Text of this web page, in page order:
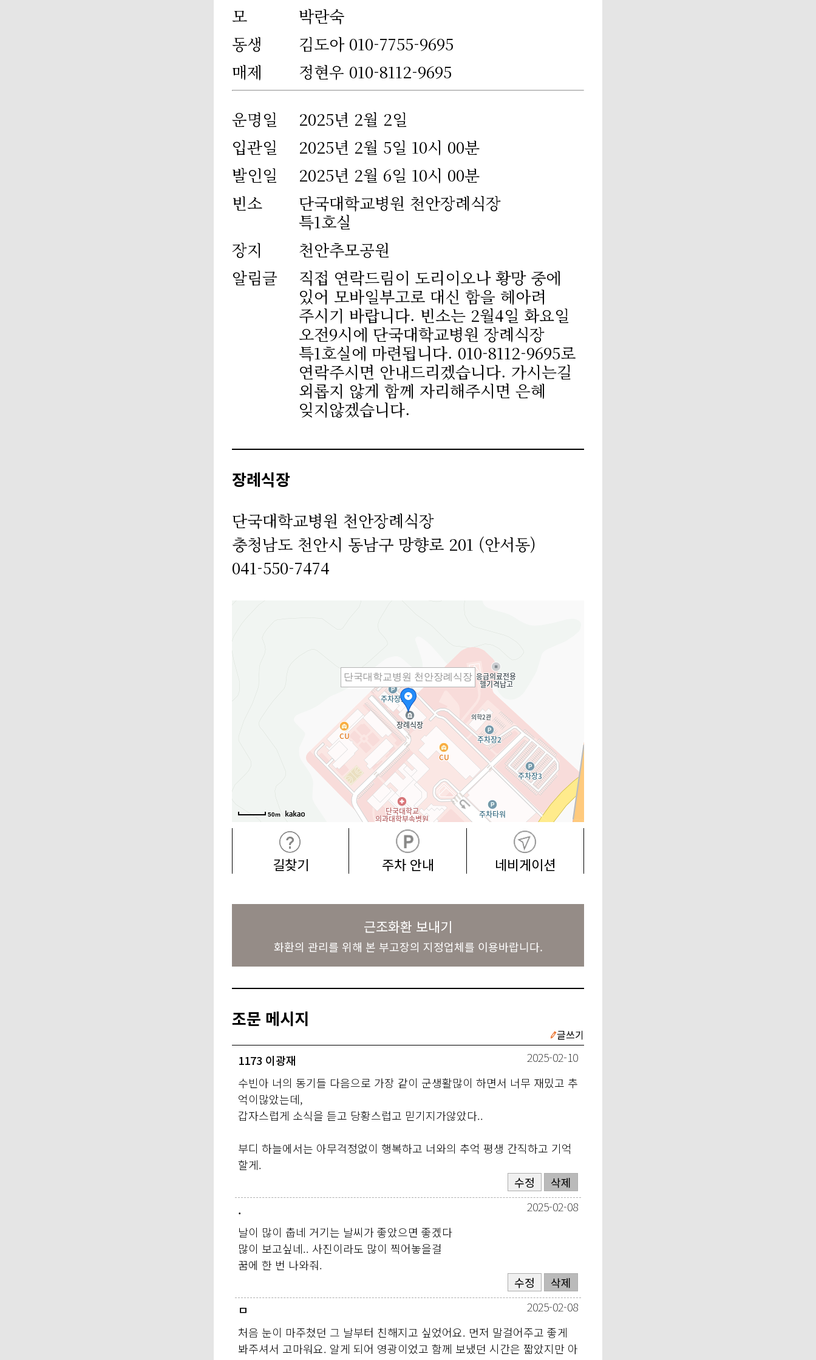
모
박란숙
동생
김도아 010-7755-9695
매제
정현우 010-8112-9695
운명일
2025년 2월 2일
입관일
2025년 2월 5일 10시 00분
발인일
2025년 2월 6일 10시 00분
빈소
단국대학교병원 천안장례식장
특1호실
장지
천안추모공원
알림글
직접 연락드림이 도리이오나 황망 중에
있어 모바일부고로 대신 함을 헤아려
주시기 바랍니다. 빈소는 2월4일 화요일
오전9시에 단국대학교병원 장례식장
특1호실에 마련됩니다. 010-8112-9695로
연락주시면 안내드리겠습니다. 가시는길
외롭지 않게 함께 자리해주시면 은혜
잊지않겠습니다.
장례식장
단국대학교병원 천안장례식장
충청남도 천안시 동남구 망향로 201 (안서동)
041-550-7474
단국대학교병원 천안장례식장
50m
길찾기 주차 안내 네비게이션
근조화환 보내기
화환의 관리를 위해 본 부고장의 지정업체를 이용바랍니다.
조문 메시지
글쓰기
1173 이광재
2025-02-10
수빈아 너의 동기들 다음으로 가장 같이 군생활많이 하면서 너무 재밌고 추
억이많았는데,
갑자스럽게 소식을 듣고 당황스럽고 믿기지가않았다..
부디 하늘에서는 아무걱정없이 행복하고 너와의 추억 평생 간직하고 기억
할게.
수정
삭제
.
2025-02-08
날이 많이 춥네 거기는 날씨가 좋았으면 좋겠다
많이 보고싶네.. 사진이라도 많이 찍어놓을걸
꿈에 한 번 나와줘.
수정
삭제
ㅁ
2025-02-08
처음 눈이 마주쳤던 그 날부터 친해지고 싶었어요. 먼저 말걸어주고 좋게
봐주셔서 고마워요. 알게 되어 영광이었고 함께 보냈던 시간은 짧았지만 아